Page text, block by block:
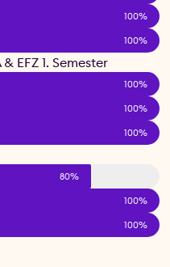
100%
100%
EFZ 1. Semester
100%
100%
100%
80%
100%
100%